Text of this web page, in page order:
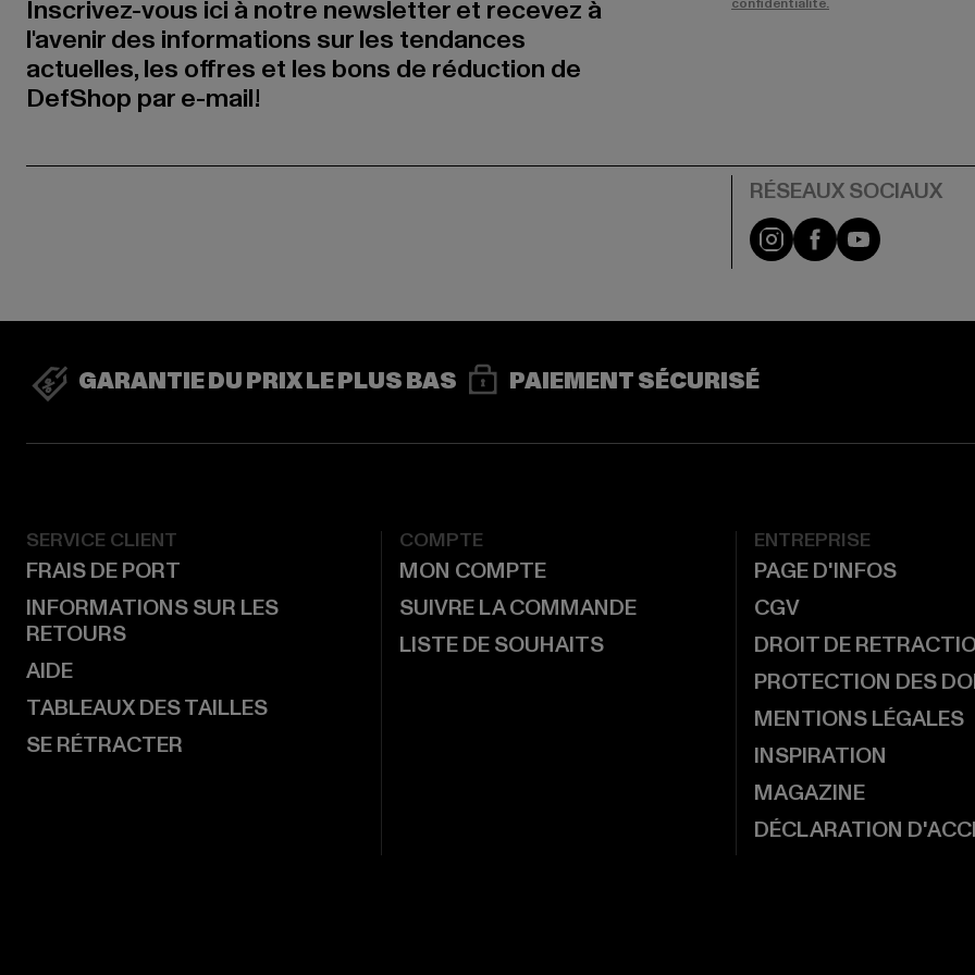
Inscrivez-vous ici à notre newsletter et recevez à
l'avenir des informations sur les tendances
actuelles, les offres et les bons de réduction de
DefShop par e-mail!
confidentialité.
Visit our Instagram
Visit ourVisit our
GARANTIE DU PRIX LE PLUS BAS PAIEMENT SÉCURISÉ
SERVICE CLIENT
FRAIS DE PORT
INFORMATIONS SUR LES
RETOURS
AIDE
TABLEAUX DES TAILLES
SE RÉTRACTER
COMPTE
MON COMPTE
SUIVRE LA COMMANDE
LISTE DE SOUHAITS
ENTREPRISE
PAGE D'INFOS
CGV
DROIT DE
PROTECTION DES
MENTIONS LÉGALES
INSPIRATION
MAGAZINE
DÉCLARATION